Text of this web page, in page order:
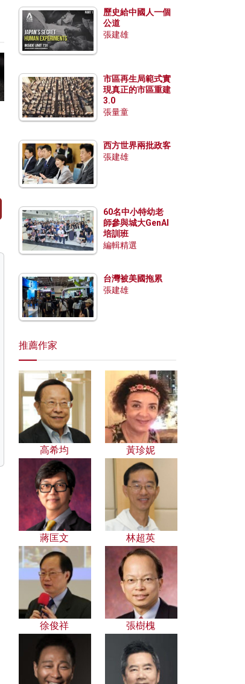
Link
歷史給中國人一個
公道
張建雄
市區再生局範式實
現真正的市區重建
3.0
張量童
西方世界兩批政客
張建雄
60名中小特幼老
師參與城大GenAI
培訓班
編輯精選
台灣被美國拖累
張建雄
推薦作家
高希均 黃珍妮
蔣匡文 林超英
徐俊祥 張樹槐